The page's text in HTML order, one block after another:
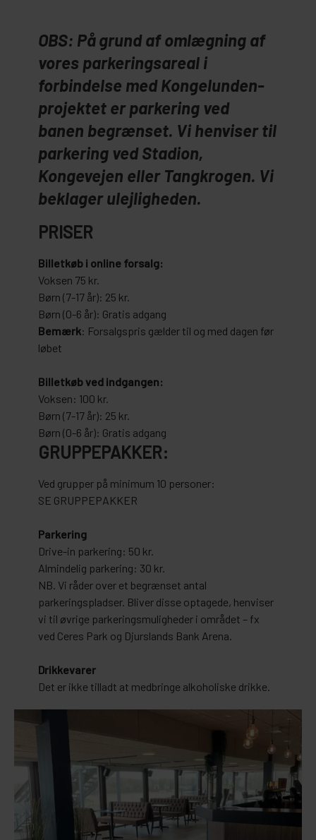
OBS: På grund af omlægning af
vores parkeringsareal i
forbindelse med Kongelunden-
projektet er parkering ved
banen begrænset. Vi henviser til
parkering ved Stadion,
Kongevejen eller Tangkrogen. Vi
beklager ulejligheden.
PRISER
Billetkøb i online forsalg:
Voksen 75 kr.
Børn (7-17 år): 25 kr.
Børn (0-6 år): Gratis adgang
Bemærk: Forsalgspris gælder til og med dagen før
løbet
Billetkøb ved indgangen:
Voksen: 100 kr.
Børn (7-17 år): 25 kr.
Børn (0-6 år): Gratis adgang
GRUPPEPAKKER:
Ved grupper på minimum 10 personer:
SE GRUPPEPAKKER
Parkering
Drive-in parkering: 50 kr.
Almindelig parkering: 30 kr.
NB. Vi råder over et begrænset antal
parkeringspladser. Bliver disse optagede, henviser
vi til øvrige parkeringsmuligheder i området – fx
ved Ceres Park og Djurslands Bank Arena.
Drikkevarer
Det er ikke tilladt at medbringe alkoholiske drikke.